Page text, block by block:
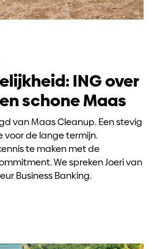
ING over
schone Maas
van Maas Cleanup. Een stevig
de lange termijn.
te maken met de
We spreken Joeri van
Business Banking.